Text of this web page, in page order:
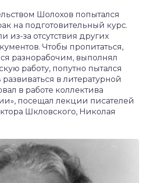
Шолохов попытался
на подготовительный курс.
из-за отсутствия других
Чтобы пропитаться,
разнорабочим, выполнял
работу, попутно пытался
в литературной
в работе коллектива
посещал лекции писателей
Шкловского, Николая